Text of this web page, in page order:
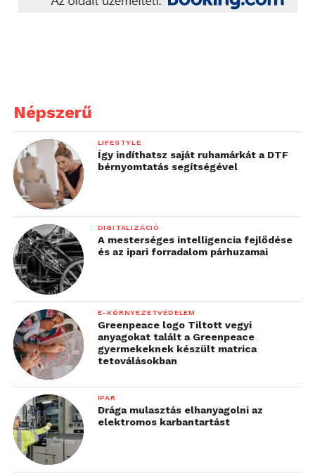
Népszerű
LIFESTYLE
Így indíthatsz saját ruhamárkát a DTF
bérnyomtatás segítségével
DIGITALIZÁCIÓ
A mesterséges intelligencia fejlődése
és az ipari forradalom párhuzamai
E-KÖRNYEZETVÉDELEM
Greenpeace logo Tiltott vegyi
anyagokat talált a Greenpeace
gyermekeknek készült matrica
tetoválásokban
IPAR
Drága mulasztás elhanyagolni az
elektromos karbantartást